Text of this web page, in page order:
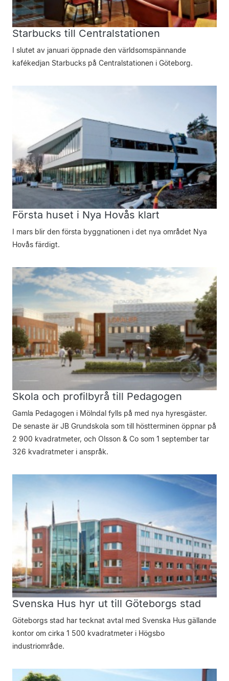
Starbucks till Centralstationen
I slutet av januari öppnade den världsomspännande
kafékedjan Starbucks på Centralstationen i Göteborg.
Första huset i Nya Hovås klart
I mars blir den första byggnationen i det nya området Nya
Hovås färdigt.
Skola och profilbyrå till Pedagogen
Gamla Pedagogen i Mölndal fylls på med nya hyresgäster.
De senaste är JB Grundskola som till höstterminen öppnar på
2 900 kvadratmeter, och Olsson & Co som 1 september tar
326 kvadratmeter i anspråk.
Svenska Hus hyr ut till Göteborgs stad
Göteborgs stad har tecknat avtal med Svenska Hus gällande
kontor om cirka 1 500 kvadratmeter i Högsbo
industriområde.